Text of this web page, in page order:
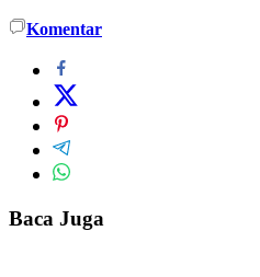
Komentar
Baca Juga